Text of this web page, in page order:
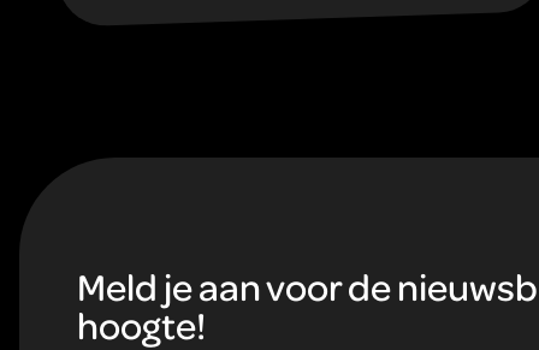
gezondheid. Ideaal als verdieping voor
F
Meld je aan voor de
hoogte!